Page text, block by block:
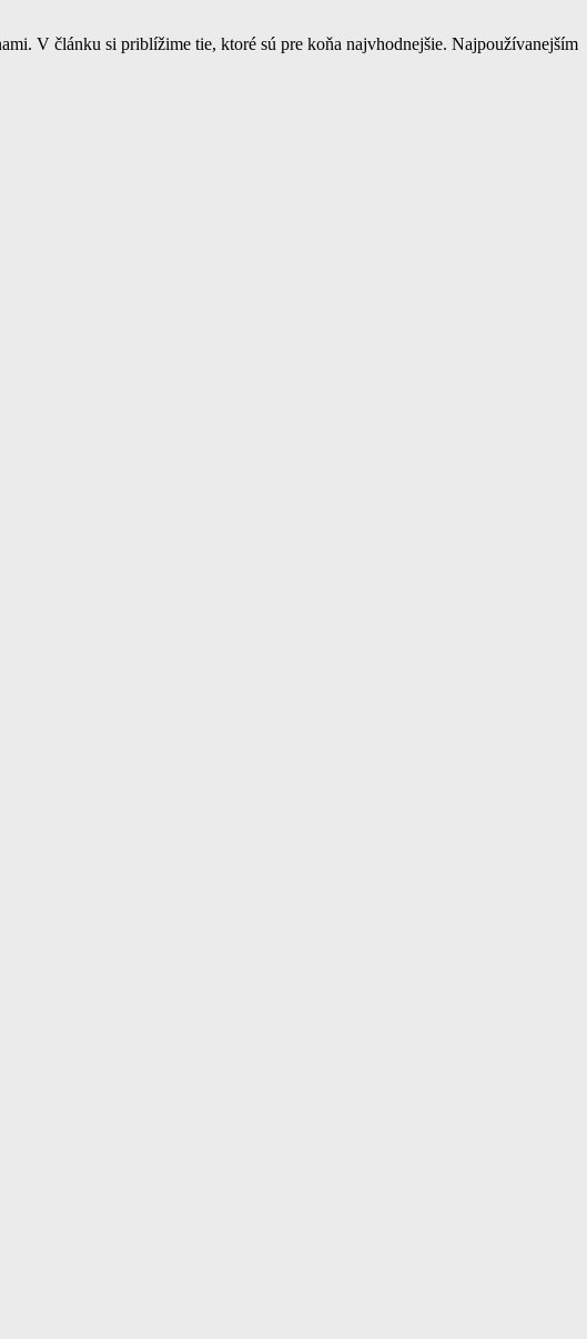
V článku si priblížime tie, ktoré sú pre koňa najvhodnejšie. Najpoužívanejším